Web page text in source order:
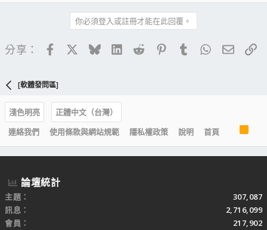
你必須登入或註冊才能在此回覆。
分享： FacebookBlueskyLinkedIn
Reddit PinterestTumblrWhatsApp
電子
[軟體發問區]
淺色明亮
正體中文（台灣）
連絡我們
使用條款與網站規範 隱私權政策 說明 首頁
S
論壇統計
主題
307,087
訊息
2,716,099
會員
217,902